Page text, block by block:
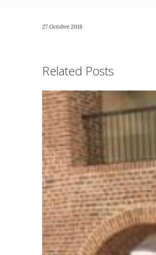
27 Octobre 2018
Related Posts